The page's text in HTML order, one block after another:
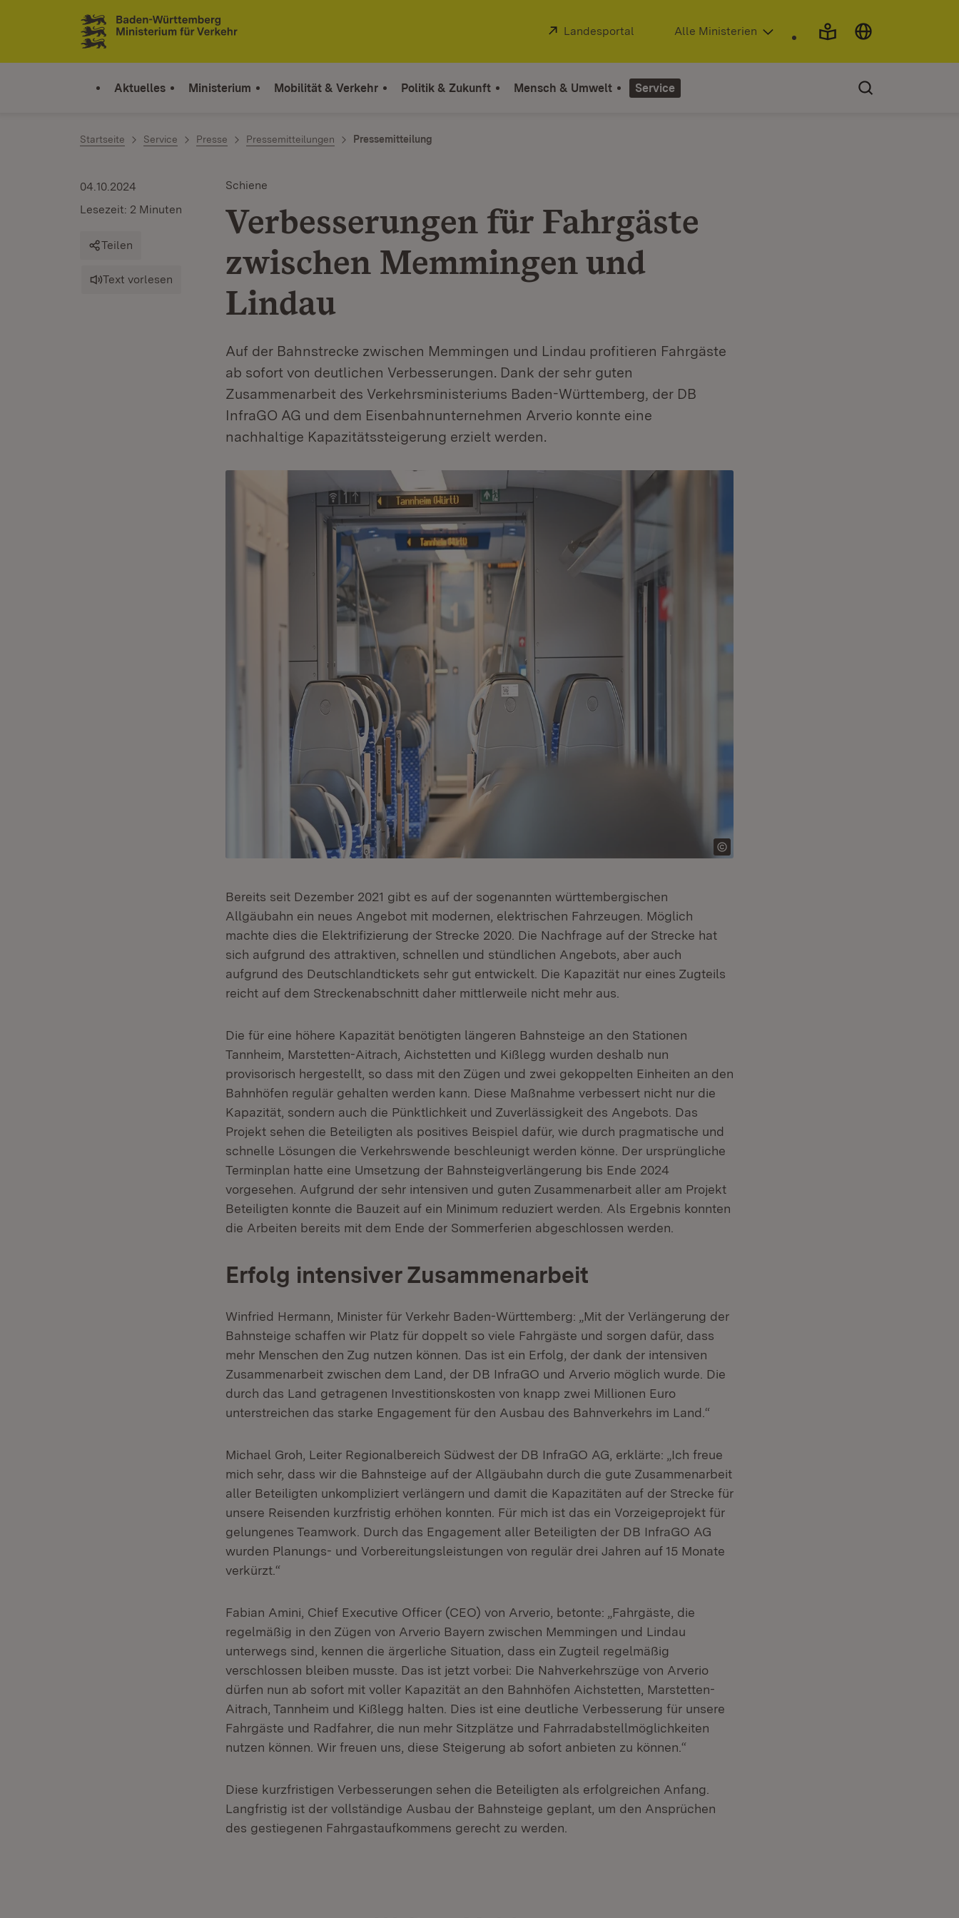
Zum Inhalt springen
Link zur Startseite
Extern:
Landesportal (Öffnet in neuem Fenster)
Alle Ministerien
Aktuelles Ministerium Mobilität & Verkehr Politik & Zukunft Mensch & Umwelt Service
Startseite Service Presse Pressemitteilungen Pressemitteilung
Schiene
Verbesserungen für Fahrgäste
zwischen Memmingen und
Lindau
Auf der Bahnstrecke zwischen Memmingen und Lindau profitieren Fahrgäste
ab sofort von deutlichen Verbesserungen. Dank der sehr guten
Zusammenarbeit des Verkehrsministeriums Baden-Württemberg, der DB
InfraGO AG und dem Eisenbahnunternehmen Arverio konnte eine
nachhaltige Kapazitätssteigerung erzielt werden.
04.10.2024
Lesezeit: 2 Minuten
Teilen
Text vorlesen
Bereits seit Dezember 2021 gibt es auf der sogenannten württembergischen
Allgäubahn ein neues Angebot mit modernen, elektrischen Fahrzeugen. Möglich
machte dies die Elektrifizierung der Strecke 2020. Die Nachfrage auf der Strecke hat
sich aufgrund des attraktiven, schnellen und stündlichen Angebots, aber auch
aufgrund des Deutschlandtickets sehr gut entwickelt. Die Kapazität nur eines Zugteils
reicht auf dem Streckenabschnitt daher mittlerweile nicht mehr aus.
Die für eine höhere Kapazität benötigten längeren Bahnsteige an den Stationen
Tannheim, Marstetten-Aitrach, Aichstetten und Kißlegg wurden deshalb nun
provisorisch hergestellt, so dass mit den Zügen und zwei gekoppelten Einheiten an den
Bahnhöfen regulär gehalten werden kann. Diese Maßnahme verbessert nicht nur die
Kapazität, sondern auch die Pünktlichkeit und Zuverlässigkeit des Angebots. Das
Projekt sehen die Beteiligten als positives Beispiel dafür, wie durch pragmatische und
schnelle Lösungen die Verkehrswende beschleunigt werden könne. Der ursprüngliche
Terminplan hatte eine Umsetzung der Bahnsteigverlängerung bis Ende 2024
vorgesehen. Aufgrund der sehr intensiven und guten Zusammenarbeit aller am Projekt
Beteiligten konnte die Bauzeit auf ein Minimum reduziert werden. Als Ergebnis konnten
die Arbeiten bereits mit dem Ende der Sommerferien abgeschlossen werden.
Erfolg intensiver Zusammenarbeit
Winfried Hermann, Minister für Verkehr Baden-Württemberg: „Mit der Verlängerung der
Bahnsteige schaffen wir Platz für doppelt so viele Fahrgäste und sorgen dafür, dass
mehr Menschen den Zug nutzen können. Das ist ein Erfolg, der dank der intensiven
Zusammenarbeit zwischen dem Land, der DB InfraGO und Arverio möglich wurde. Die
durch das Land getragenen Investitionskosten von knapp zwei Millionen Euro
unterstreichen das starke Engagement für den Ausbau des Bahnverkehrs im Land.“
Michael Groh, Leiter Regionalbereich Südwest der DB InfraGO AG, erklärte: „Ich freue
mich sehr, dass wir die Bahnsteige auf der Allgäubahn durch die gute Zusammenarbeit
aller Beteiligten unkompliziert verlängern und damit die Kapazitäten auf der Strecke für
unsere Reisenden kurzfristig erhöhen konnten. Für mich ist das ein Vorzeigeprojekt für
gelungenes Teamwork. Durch das Engagement aller Beteiligten der DB InfraGO AG
wurden Planungs- und Vorbereitungsleistungen von regulär drei Jahren auf 15 Monate
verkürzt.“
Fabian Amini, Chief Executive Officer (CEO) von Arverio, betonte: „Fahrgäste, die
regelmäßig in den Zügen von Arverio Bayern zwischen Memmingen und Lindau
unterwegs sind, kennen die ärgerliche Situation, dass ein Zugteil regelmäßig
verschlossen bleiben musste. Das ist jetzt vorbei: Die Nahverkehrszüge von Arverio
dürfen nun ab sofort mit voller Kapazität an den Bahnhöfen Aichstetten, Marstetten-
Aitrach, Tannheim und Kißlegg halten. Dies ist eine deutliche Verbesserung für unsere
Fahrgäste und Radfahrer, die nun mehr Sitzplätze und Fahrradabstellmöglichkeiten
nutzen können. Wir freuen uns, diese Steigerung ab sofort anbieten zu können.“
Diese kurzfristigen Verbesserungen sehen die Beteiligten als erfolgreichen Anfang.
Langfristig ist der vollständige Ausbau der Bahnsteige geplant, um den Ansprüchen
des gestiegenen Fahrgastaufkommens gerecht zu werden.